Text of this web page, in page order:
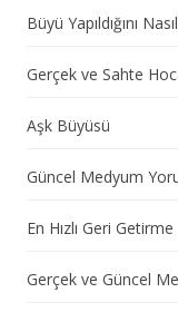
Büyü Yapıldığını
Gerçek ve Sahte
Aşk Büyüsü
Güncel Medyum
En Hızlı Geri
Gerçek ve Güncel